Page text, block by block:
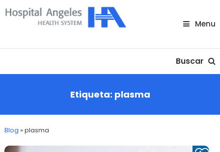
Skip
To
Menu
Buscar
Etiqueta: plasma
Blog »plasma